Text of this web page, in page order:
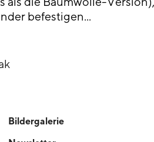
befestigen...
Bildergalerie